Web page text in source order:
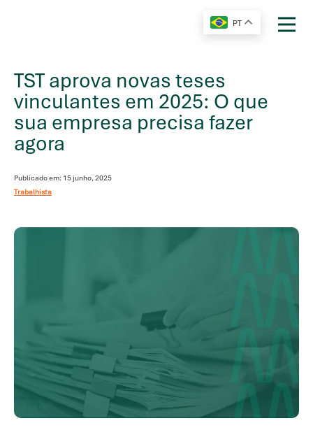
PT
TST aprova novas teses
vinculantes em 2025: O que
sua empresa precisa fazer
agora
Publicado em: 15 junho, 2025
Trabalhista